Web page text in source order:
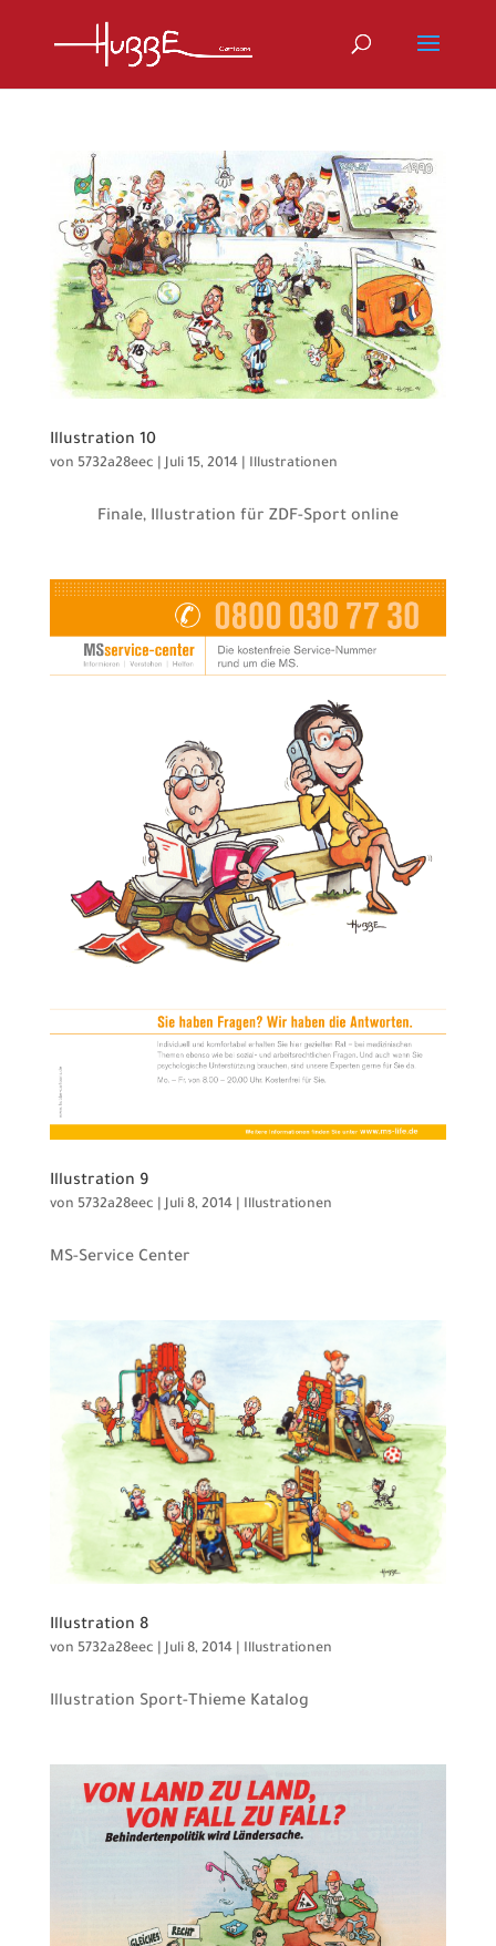
Illustration 10
von 5732a28eec Juli 15, 2014| Illustrationen
Finale, Illustration für ZDF-Sport online
Illustration 9
von 5732a28eec |Juli 8, 2014| Illustrationen
MS-Service Center
Illustration 8
von 5732a28eec Juli 8, 2014| Illustrationen
Illustration Sport-Thieme Katalog